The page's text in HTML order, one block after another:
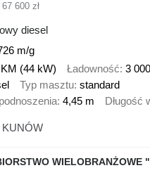
600 zł
diesel
m/g
(44 kW) Ładowność 3
Typ masztu standard
4,45 m Długość
KUNÓW
WIELOBRANŻOWE